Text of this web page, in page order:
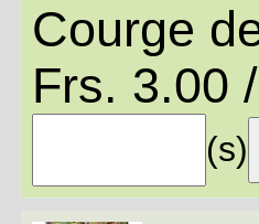
Courge
Frs. 3.00
(s)